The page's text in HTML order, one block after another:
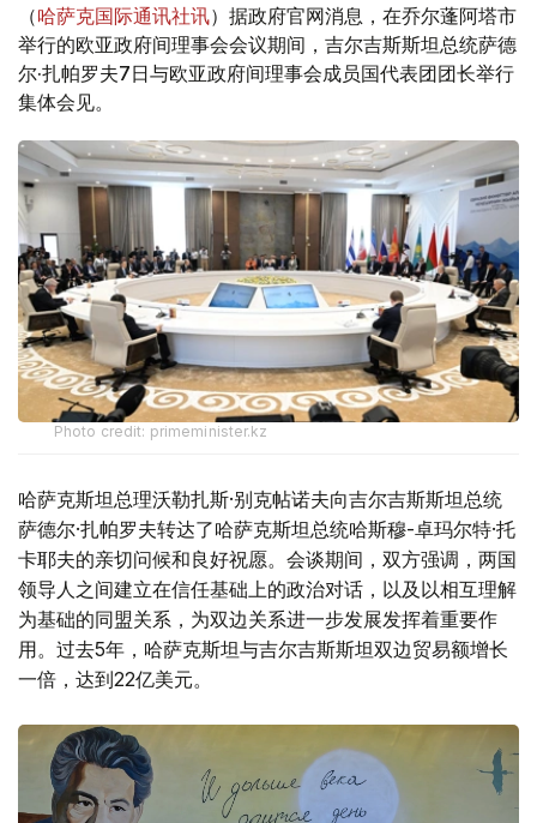
（哈萨克国际通讯社讯）据政府官网消息，在乔尔蓬阿塔市
举行的欧亚政府间理事会会议期间，吉尔吉斯斯坦总统萨德
尔·扎帕罗夫7日与欧亚政府间理事会成员国代表团团长举行
集体会见。
Photo credit: primeminister.kz
哈萨克斯坦总理沃勒扎斯·别克帖诺夫向吉尔吉斯斯坦总统
萨德尔·扎帕罗夫转达了哈萨克斯坦总统哈斯穆-卓玛尔特·托
卡耶夫的亲切问候和良好祝愿。会谈期间，双方强调，两国
领导人之间建立在信任基础上的政治对话，以及以相互理解
为基础的同盟关系，为双边关系进一步发展发挥着重要作
用。过去5年，哈萨克斯坦与吉尔吉斯斯坦双边贸易额增长
一倍，达到22亿美元。